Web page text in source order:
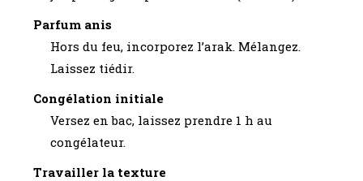
Parfum anis
Hors du feu, incorporez l’arak. Mélangez.
Laissez tiédir.
Congélation initiale
Versez en bac, laissez prendre 1 h au
congélateur.
Travailler la texture